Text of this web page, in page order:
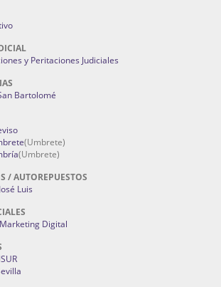
y Peritaciones Judiciales
Bartolomé
(Umbrete)
(Umbrete)
/ AUTOREPUESTOS
Luis
Digital